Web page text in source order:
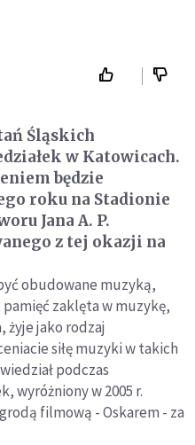
Śląskich
w Katowicach.
będzie
roku na Stadionie
Jana A. P.
z tej okazji na
obudowane muzyką,
zaklęta w muzykę,
żyje jako rodzaj
siłę muzyki w takich
podczas
wyróżniony w 2005 r.
filmową - Oskarem - za